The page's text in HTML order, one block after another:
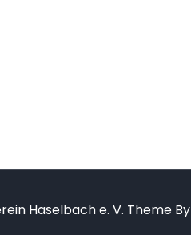
Haselbach e. V. Theme By